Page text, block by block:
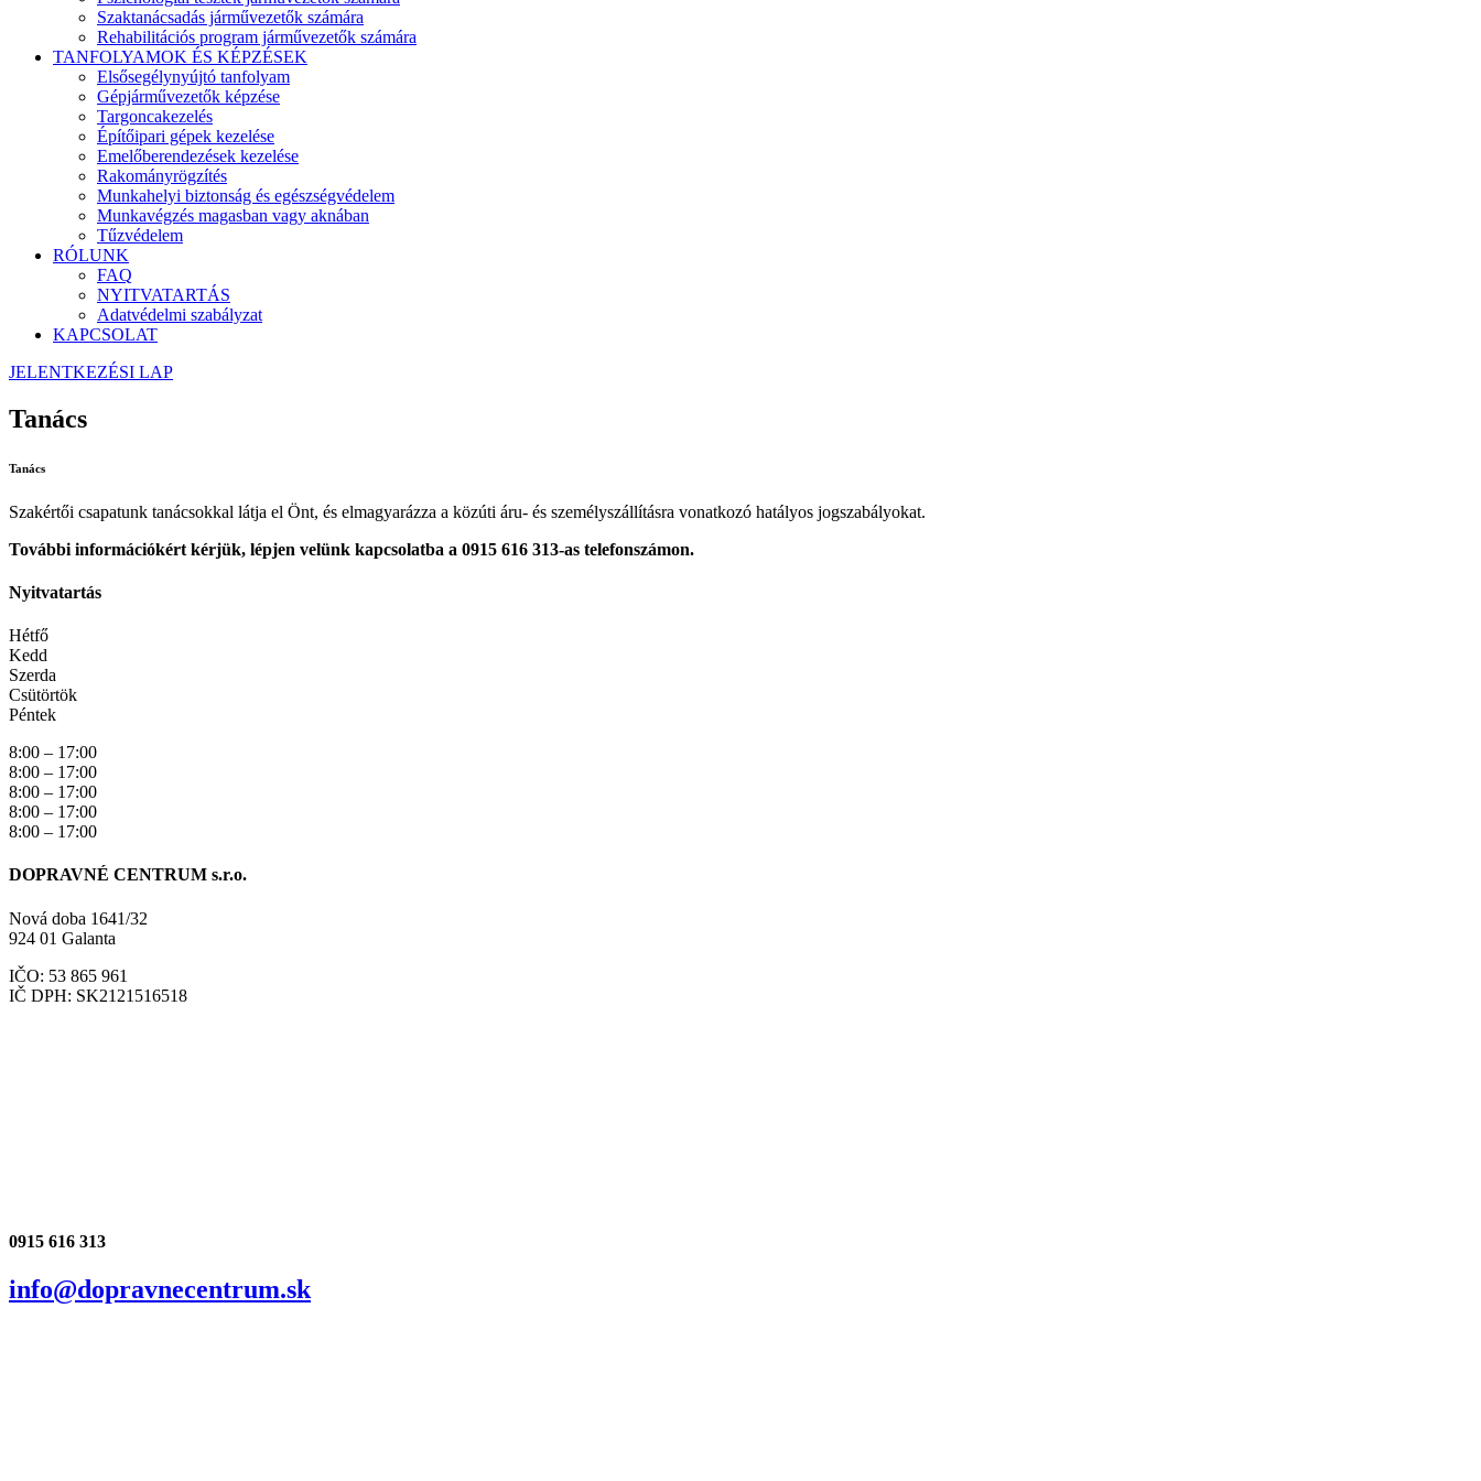
Szaktanácsadás járművezetők számára
Rehabilitációs program járművezetők számára
TANFOLYAMOK ÉS KÉPZÉSEK
Elsősegélynyújtó tanfolyam
Gépjárművezetők képzése
Targoncakezelés
Építőipari gépek kezelése
Emelőberendezések kezelése
Rakományrögzítés
Munkahelyi biztonság és egészségvédelem
Munkavégzés magasban vagy aknában
Tűzvédelem
RÓLUNK
FAQ
NYITVATARTÁS
Adatvédelmi szabályzat
KAPCSOLAT
JELENTKEZÉSI LAP
Tanács
Tanács
Szakértői csapatunk tanácsokkal látja el Önt, és elmagyarázza a közúti áru- és személyszállításra vonatkozó hatályos jogszabályokat.
További információkért kérjük, lépjen velünk kapcsolatba a 0915 616 313-as telefonszámon.
Nyitvatartás
Hétfő
Kedd
Szerda
Csütörtök
Péntek
8:00 – 17:00
8:00 – 17:00
8:00 – 17:00
8:00 – 17:00
8:00 – 17:00
DOPRAVNÉ CENTRUM s.r.o.
Nová doba 1641/32
924 01 Galanta
IČO: 53 865 961
IČ DPH: SK2121516518
0915 616 313
info@dopravnecentrum.sk